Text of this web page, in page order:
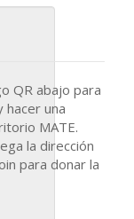
QR abajo para
MATE.
para donar la